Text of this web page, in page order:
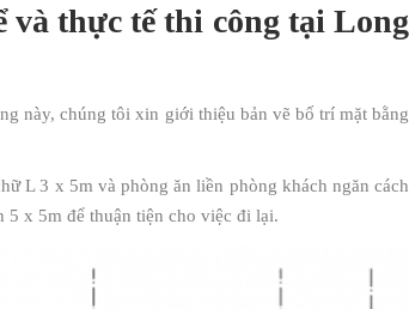
thực tế thi công tại Long
này, chúng tôi xin giới thiệu bản vẽ bố trí mặt bằng
L 3 x 5m và phòng ăn liền phòng khách ngăn cách
5 x 5m để thuận tiện cho việc đi lại.